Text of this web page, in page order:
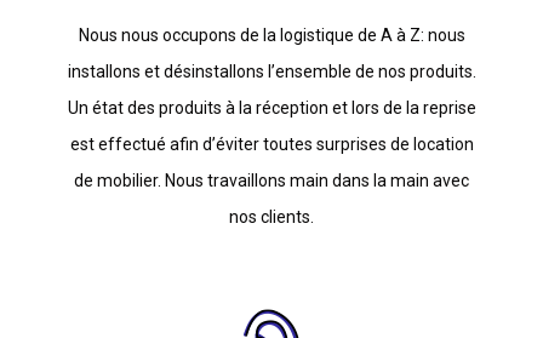
Nous nous occupons de la logistique de A à Z: nous
installons et désinstallons l’ensemble de nos produits.
Un état des produits à la réception et lors de la reprise
est effectué afin d’éviter toutes surprises de location
de mobilier. Nous travaillons main dans la main avec
nos clients.